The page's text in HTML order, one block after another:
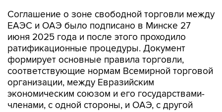
Соглашение о зоне свободной торговли между
ЕАЭС и ОАЭ было подписано в Минске 27
июня 2025 года и после этого проходило
ратификационные процедуры. Документ
формирует основные правила торговли,
соответствующие нормам Всемирной торговой
организации, между Евразийским
экономическим союзом и его государствами-
членами, с одной стороны, и ОАЭ, с другой